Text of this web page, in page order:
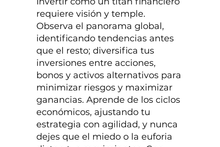
requiere visión y temple.
Observa el panorama global,
identificando tendencias antes
que el resto; diversifica tus
inversiones entre acciones,
bonos y activos alternativos para
minimizar riesgos y maximizar
ganancias. Aprende de los ciclos
económicos, ajustando tu
estrategia con agilidad, y nunca
dejes que el miedo o la euforia